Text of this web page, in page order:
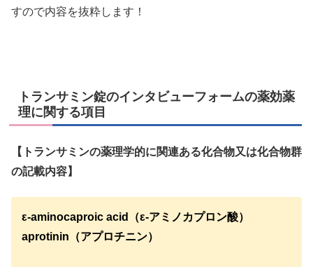
すので内容を抜粋します！
トランサミン錠のインタビューフォームの薬効薬
理に関する項目
【トランサミンの薬理学的に関連ある化合物又は化合物群
の記載内容】
ε-aminocaproic acid（ε-アミノカプロン酸）
aprotinin（アプロチニン）